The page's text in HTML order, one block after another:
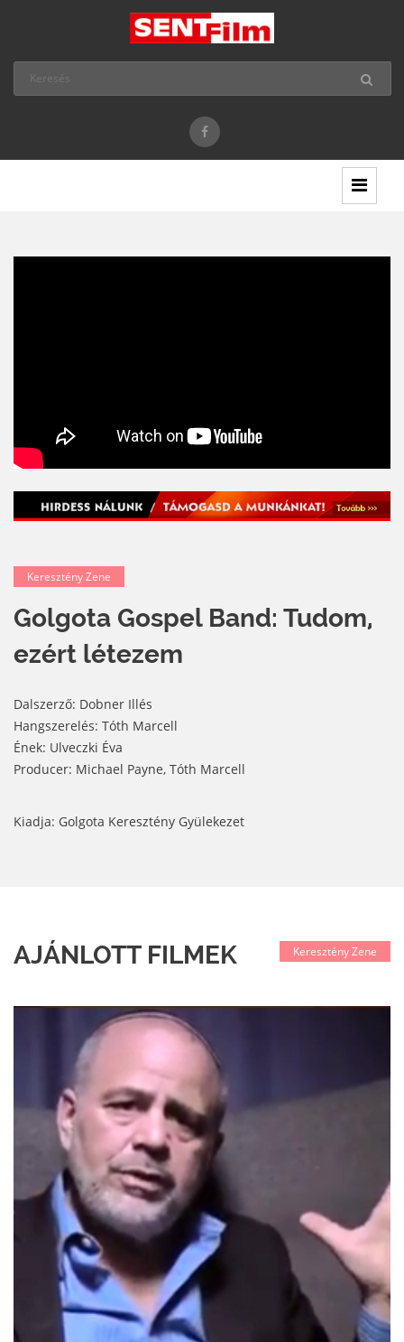
Keresztény Zene
Golgota Gospel Band: Tudom,
ezért létezem
Dalszerző: Dobner Illés
Hangszerelés: Tóth Marcell
Ének: Ulveczki Éva
Producer: Michael Payne, Tóth Marcell
Kiadja: Golgota Keresztény Gyülekezet
AJÁNLOTT FILMEK Keresztény Zene